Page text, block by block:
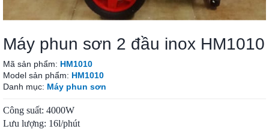
Máy phun sơn 2 đầu inox HM1010
Mã sản phẩm: HM1010
Model sản phẩm: HM1010
Danh mục: Máy phun sơn
Công suất: 4000W
Lưu lượng: 16l/phút